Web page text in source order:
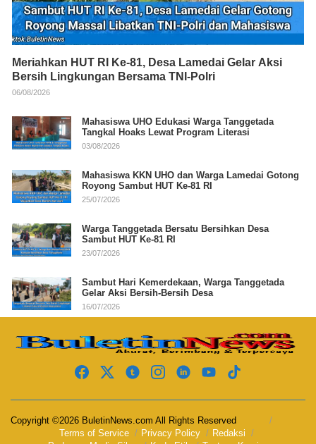
Meriahkan HUT RI Ke-81, Desa Lamedai Gelar Aksi
Bersih Lingkungan Bersama TNI-Polri
06/08/2026
Mahasiswa UHO Edukasi Warga Tanggetada
Tangkal Hoaks Lewat Program Literasi
03/08/2026
Mahasiswa KKN UHO dan Warga Lamedai Gotong
Royong Sambut HUT Ke-81 RI
25/07/2026
Warga Tanggetada Bersatu Bersihkan Desa
Sambut HUT Ke-81 RI
23/07/2026
Sambut Hari Kemerdekaan, Warga Tanggetada
Gelar Aksi Bersih-Bersih Desa
16/07/2026
Copyright ©2026 BuletinNews.com All Rights Reserved
Terms of Service
Privacy Policy
Redaksi